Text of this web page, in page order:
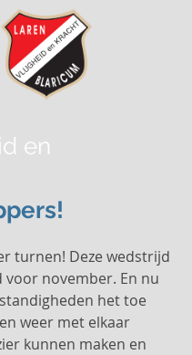
en
turnen! Deze wedstrijd
voor november. En nu
het toe
weer met elkaar
kunnen maken en